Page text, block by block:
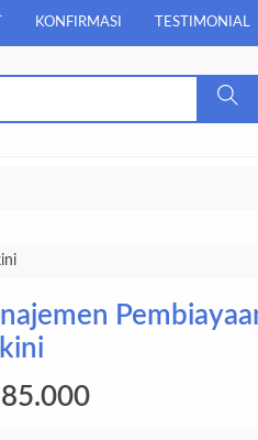
KONFIRMASI TESTIMONIAL
85.000